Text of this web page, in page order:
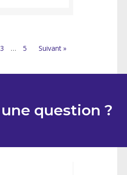
3 … 5 Suivant »
question ?